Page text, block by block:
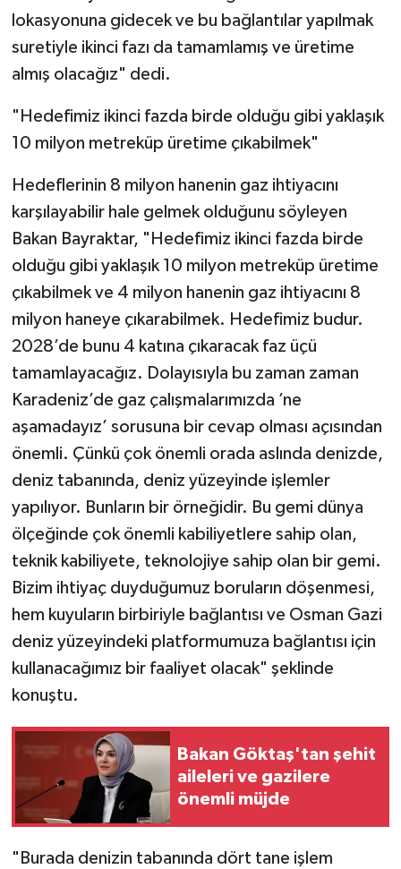
lokasyonuna gidecek ve bu bağlantılar yapılmak
suretiyle ikinci fazı da tamamlamış ve üretime
almış olacağız" dedi.
"Hedefimiz ikinci fazda birde olduğu gibi yaklaşık
10 milyon metreküp üretime çıkabilmek"
Hedeflerinin 8 milyon hanenin gaz ihtiyacını
karşılayabilir hale gelmek olduğunu söyleyen
Bakan Bayraktar, "Hedefimiz ikinci fazda birde
olduğu gibi yaklaşık 10 milyon metreküp üretime
çıkabilmek ve 4 milyon hanenin gaz ihtiyacını 8
milyon haneye çıkarabilmek. Hedefimiz budur.
2028’de bunu 4 katına çıkaracak faz üçü
tamamlayacağız. Dolayısıyla bu zaman zaman
Karadeniz’de gaz çalışmalarımızda ’ne
aşamadayız’ sorusuna bir cevap olması açısından
önemli. Çünkü çok önemli orada aslında denizde,
deniz tabanında, deniz yüzeyinde işlemler
yapılıyor. Bunların bir örneğidir. Bu gemi dünya
ölçeğinde çok önemli kabiliyetlere sahip olan,
teknik kabiliyete, teknolojiye sahip olan bir gemi.
Bizim ihtiyaç duyduğumuz boruların döşenmesi,
hem kuyuların birbiriyle bağlantısı ve Osman Gazi
deniz yüzeyindeki platformumuza bağlantısı için
kullanacağımız bir faaliyet olacak" şeklinde
konuştu.
Bakan Göktaş'tan şehit
aileleri ve gazilere
önemli müjde
"Burada denizin tabanında dört tane işlem